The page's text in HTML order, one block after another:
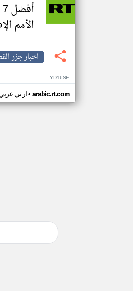
الأمم
اخبار جزر
YD16SE
ار تي عربي• arabic.rt.com